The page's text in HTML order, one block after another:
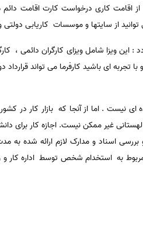
کاری اقامت متقاضی تمدید می شود . و پس از سپری شدن 5 سال از اقامت
از سایتها و موسسات کاریابی
این ویزا شامل ویزای کارگران دائمی ،
تجربه ای باشید کارفرما می تواند
. اما از آنجا که بازار کار در
غیر ممکن نیست. اجازه کار برای
اسناد و مدارک لازم ارائه شده به
به استخدام شخص توسط اداره کار و